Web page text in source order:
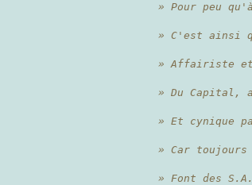
» Pour peu
» C'est ainsi
» Affairiste
» Du Capital,
» Et cynique
» Car
» Font des